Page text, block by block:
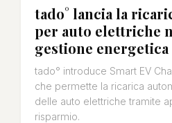
tado° lancia la
per auto elettriche
gestione energetica
tado° introduce Smart EV
che permette la ricarica
delle auto elettriche tramite
risparmio.